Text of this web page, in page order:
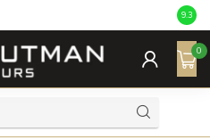
9.3
0